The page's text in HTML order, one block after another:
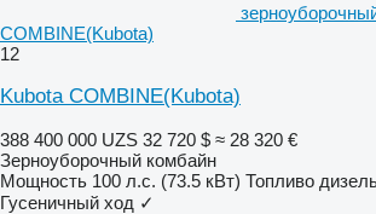
COMBINE(Kubota)
12
Kubota COMBINE(Kubota)
388 400 000 UZS 32 720 $ ≈ 28 320 €
Зерноуборочный комбайн
Мощность 100 л.с. (73.5 кВт) Топливо
Гусеничный ход ✓